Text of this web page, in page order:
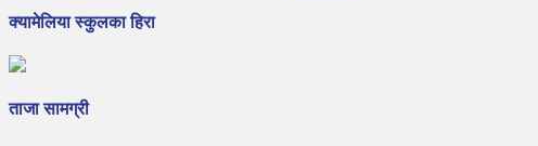
क्यामेलिया स्कुलका हिरा
ताजा सामग्री